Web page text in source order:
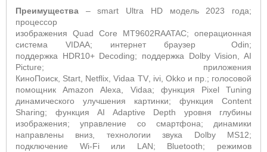
Преимущества –smart Ultra HD модель 2023 года;
процессор
изображения
Quad Core MT9602RAATAC; операционная
система
VIDAA; интернет браузер Odin;
поддержка HDR10+ Decoding; поддержка Dolby Vision, AI
Picture; приложения
КиноПоиск, Start, Netflix, Vidaa TV, ivi, Okko и пр.; голосовой
помощник
Amazon Alexa, Vidaa; функция Pixel Tuning
динамического улучшения картинки; функция Content
Sharing; функция AI Adaptive Depth уровня глубины
изображения; управление со смартфона; динамики
направлены вниз, технологии звука
Dolby MS12;
подключение Wi-Fi или LAN; Bluetooth; режимов